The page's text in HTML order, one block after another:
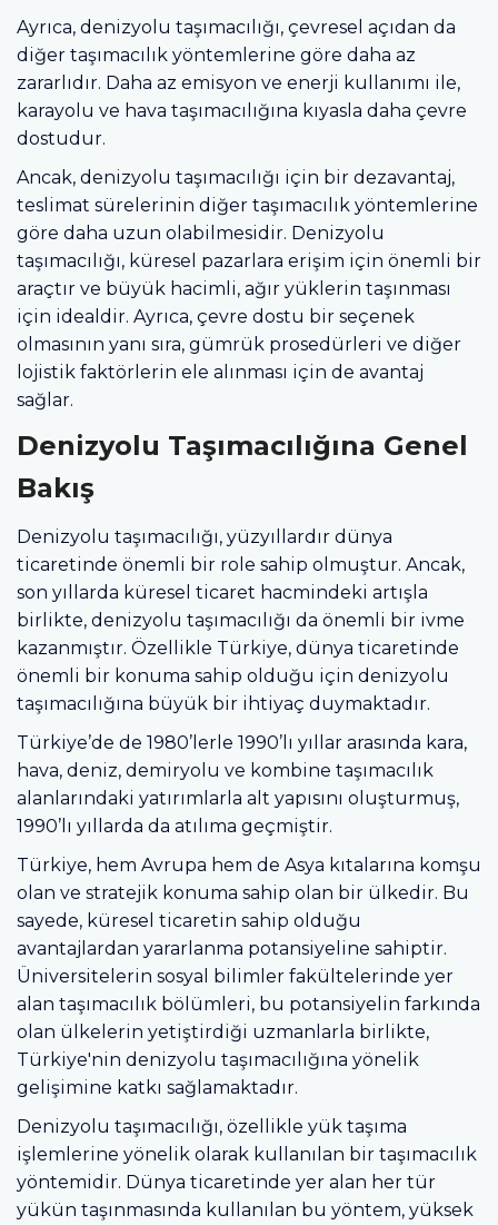
Ayrıca, denizyolu taşımacılığı, çevresel açıdan da
diğer taşımacılık yöntemlerine göre daha az
zararlıdır. Daha az emisyon ve enerji kullanımı ile,
karayolu ve hava taşımacılığına kıyasla daha çevre
dostudur.
Ancak, denizyolu taşımacılığı için bir dezavantaj,
teslimat sürelerinin diğer taşımacılık yöntemlerine
göre daha uzun olabilmesidir. Denizyolu
taşımacılığı, küresel pazarlara erişim için önemli bir
araçtır ve büyük hacimli, ağır yüklerin taşınması
için idealdir. Ayrıca, çevre dostu bir seçenek
olmasının yanı sıra, gümrük prosedürleri ve diğer
lojistik faktörlerin ele alınması için de avantaj
sağlar.
Denizyolu Taşımacılığına Genel
Bakış
Denizyolu taşımacılığı, yüzyıllardır dünya
ticaretinde önemli bir role sahip olmuştur. Ancak,
son yıllarda küresel ticaret hacmindeki artışla
birlikte, denizyolu taşımacılığı da önemli bir ivme
kazanmıştır. Özellikle Türkiye, dünya ticaretinde
önemli bir konuma sahip olduğu için denizyolu
taşımacılığına büyük bir ihtiyaç duymaktadır.
Türkiye’de de 1980’lerle 1990’lı yıllar arasında kara,
hava, deniz, demiryolu ve kombine taşımacılık
alanlarındaki yatırımlarla alt yapısını oluşturmuş,
1990’lı yıllarda da atılıma geçmiştir.
Türkiye, hem Avrupa hem de Asya kıtalarına komşu
olan ve stratejik konuma sahip olan bir ülkedir. Bu
sayede, küresel ticaretin sahip olduğu
avantajlardan yararlanma potansiyeline sahiptir.
Üniversitelerin sosyal bilimler fakültelerinde yer
alan taşımacılık bölümleri, bu potansiyelin farkında
olan ülkelerin yetiştirdiği uzmanlarla birlikte,
Türkiye'nin denizyolu taşımacılığına yönelik
gelişimine katkı sağlamaktadır.
Denizyolu taşımacılığı, özellikle yük taşıma
işlemlerine yönelik olarak kullanılan bir taşımacılık
yöntemidir. Dünya ticaretinde yer alan her tür
yükün taşınmasında kullanılan bu yöntem, yüksek